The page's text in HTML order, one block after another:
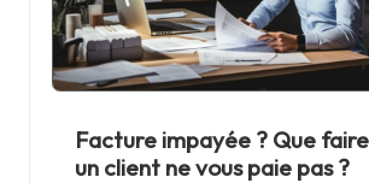
Facture impayée ? Que
un client ne vous paie pas ?